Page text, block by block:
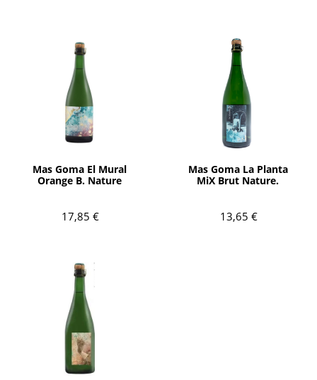
Mas Goma El Mural
Orange B. Nature
17,85 €
AÑADIR
Mas Goma La Planta
MiX Brut Nature.
13,65 €
AÑADIR
AÑADIR